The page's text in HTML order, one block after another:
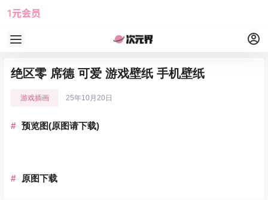
1元会员
绝区零 席德 可爱 游戏壁纸 手机壁纸
游戏插画 25年10月20日
预览图(原图请下载)
原图下载